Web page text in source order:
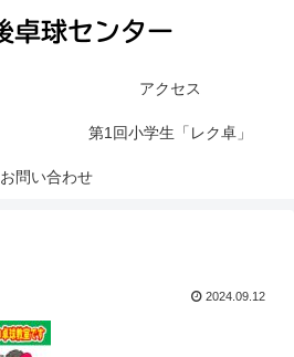
アクセス
第1回小学生「レク卓」
お問い合わせ
2024.09.12